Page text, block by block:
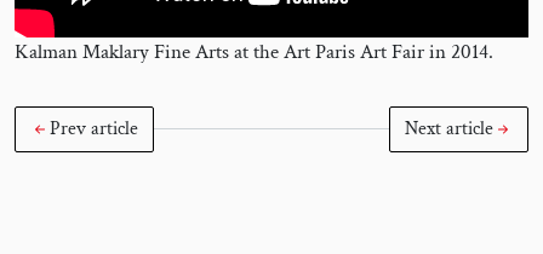
Kalman Maklary Fine Arts at the Art Paris Art Fair in 2014.
Prev article Next article